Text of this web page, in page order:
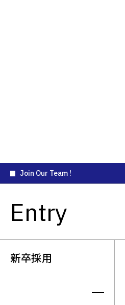
Join Our Team !
Entry
新卒採用